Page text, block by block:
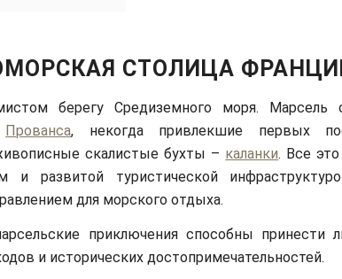
СТОЛИЦА
берегу Средиземного моря. Марсель
Прованса, некогда привлекшие первых
скалистые бухты – каланки. Все
и развитой туристической
для морского отдыха.
приключения способны принести
и исторических достопримечательностей.